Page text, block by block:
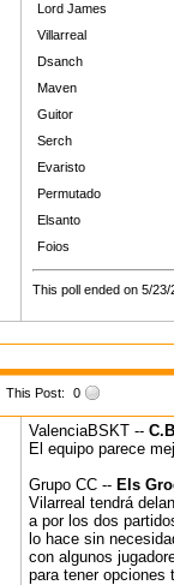
Lord James
Villarreal
Dsanch
Maven
Guitor
Serch
Evaristo
Permutado
Elsanto
Foios
This poll ended on 5/23/
This Post: 0
ValenciaBSKT --
El equipo parece
Grupo CC -- Els
Vilarreal tendrá
a por los dos
lo hace sin
con algunos
para tener opciones